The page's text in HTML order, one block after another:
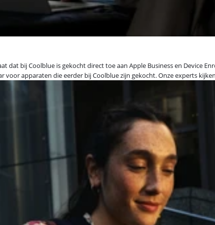
dat bij Coolblue is gekocht direct toe aan Apple Business en Device
apparaten die eerder bij Coolblue zijn gekocht. Onze experts